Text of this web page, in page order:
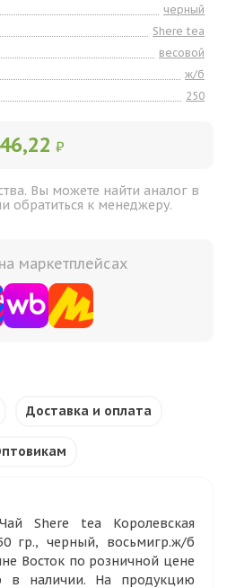
черный
Shere tea
весовой
ж/б
250
₽
Вы можете найти аналог в
обратиться к менеджеру.
маркетплейсах
Доставка и оплата
Shere tea Королевская
гр., черный, восьмигр.ж/б
Восток по розничной цене
в наличии. На продукцию